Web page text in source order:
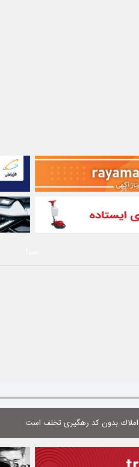
املاك بدون كد رهگیری تخلف است